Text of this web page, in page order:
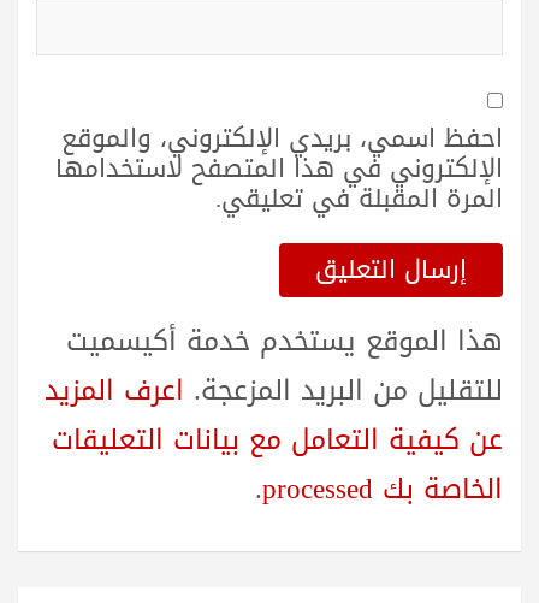
احفظ اسمي، بريدي الإلكتروني، والموقع
الإلكتروني في هذا المتصفح لاستخدامها
المرة المقبلة في تعليقي.
هذا الموقع يستخدم خدمة أكيسميت
للتقليل من البريد المزعجة. اعرف المزيد
عن كيفية التعامل مع بيانات التعليقات
الخاصة بك processed
.